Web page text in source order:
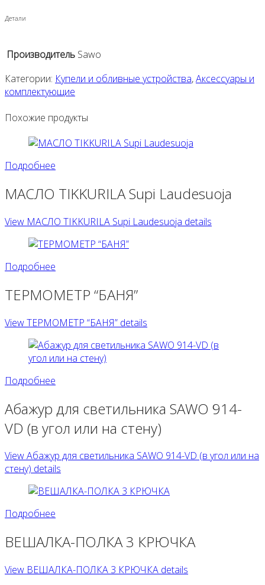
Детали
Производитель Sawo
Категории: Купели и обливные устройства,Аксессуары и
комплектующие
Похожие продукты
Подробнее
МАСЛО TIKKURILA Supi Laudesuoja
View МАСЛО TIKKURILA Supi Laudesuoja details
Подробнее
ТЕРМОМЕТР “БАНЯ”
View ТЕРМОМЕТР “БАНЯ” details
Подробнее
Абажур для светильника SAWO 914-
VD (в угол или на стену)
View Абажур для светильника SAWO 914-VD (в угол или на
стену) details
Подробнее
ВЕШАЛКА-ПОЛКА 3 КРЮЧКА
View ВЕШАЛКА-ПОЛКА 3 КРЮЧКА details